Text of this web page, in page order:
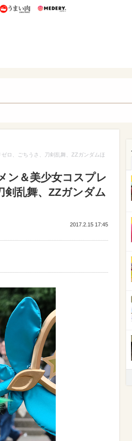
うまいパン うまい肉
ロ、ごちうさ、刀剣乱舞、ZZガンダムほ
ン＆美少女コスプレ
乱舞、ZZガンダム
2017.2.15 17:45